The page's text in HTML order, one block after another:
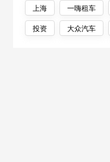
上海
一嗨租车
投资
大众汽车